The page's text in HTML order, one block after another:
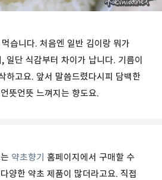
습니다. 처음엔 일반 김이랑 뭐가
일단 식감부터 차이가 납니다. 기름이
하고요. 앞서 말씀드렸다시피 담백한
뜻언뜻 느껴지는 향도요.
약초향기 홈페이지에서 구매할 수
양한 약초 제품이 많더라고요. 직접